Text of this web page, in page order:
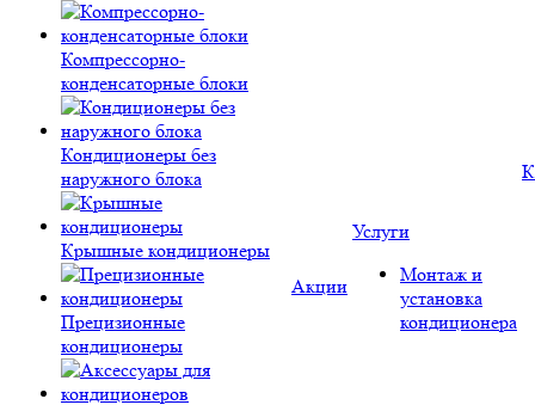
Компрессорно-
конденсаторные блоки
Кондиционеры без
наружного блока
Крышные кондиционеры
Прецизионные
кондиционеры
Акции
Услуги
Монтаж и
установка
кондиционера